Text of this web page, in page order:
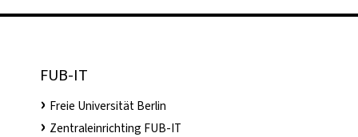
FUB-IT
Freie Universität Berlin
Zentraleinrichting FUB-IT